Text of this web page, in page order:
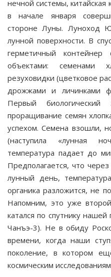
нечной системы, китайская
в начале января
стороне Луны. Луноход
лунной по­верхности. В
герметич­ный контейнер
объектами: семенами
резуховидки (цвет­ковое
дрожжами и ли­чинками
Первый
проращивание семян
успехом. Семена взошли,
(наступила «лунная
температура падает до
Предполагается, что
лунный день,
органика разложится, не
Напомним, это уже
катался по спутнику
Чанъэ-3). Не в обиду
времени, когда наши
поколение, в котором
космическим